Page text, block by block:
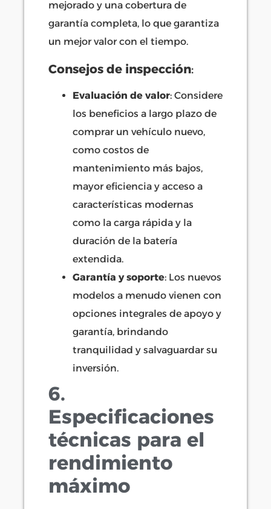
mejorado y una cobertura de
garantía completa, lo que garantiza
un mejor valor con el tiempo.
Consejos de inspección:
Evaluación de valor: Considere
los beneficios a largo plazo de
comprar un vehículo nuevo,
como costos de
mantenimiento más bajos,
mayor eficiencia y acceso a
características modernas
como la carga rápida y la
duración de la batería
extendida.
Garantía y soporte: Los nuevos
modelos a menudo vienen con
opciones integrales de apoyo y
garantía, brindando
tranquilidad y salvaguardar su
inversión.
6.
Especificaciones
técnicas para el
rendimiento
máximo